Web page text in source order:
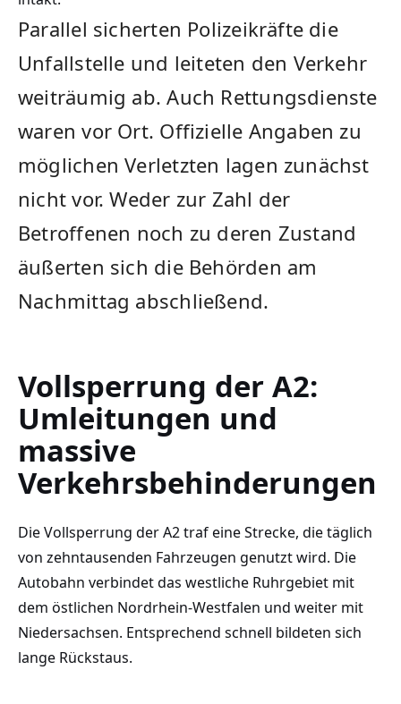
Parallel sicherten Polizeikräfte die
Unfallstelle und leiteten den Verkehr
weiträumig ab. Auch Rettungsdienste
waren vor Ort. Offizielle Angaben zu
möglichen Verletzten lagen zunächst
nicht vor. Weder zur Zahl der
Betroffenen noch zu deren Zustand
äußerten sich die Behörden am
Nachmittag abschließend.
Vollsperrung der A2:
Umleitungen und
massive
Verkehrsbehinderungen
Die Vollsperrung der A2 traf eine Strecke, die täglich
von zehntausenden Fahrzeugen genutzt wird. Die
Autobahn verbindet das westliche Ruhrgebiet mit
dem östlichen Nordrhein-Westfalen und weiter mit
Niedersachsen. Entsprechend schnell bildeten sich
lange Rückstaus.